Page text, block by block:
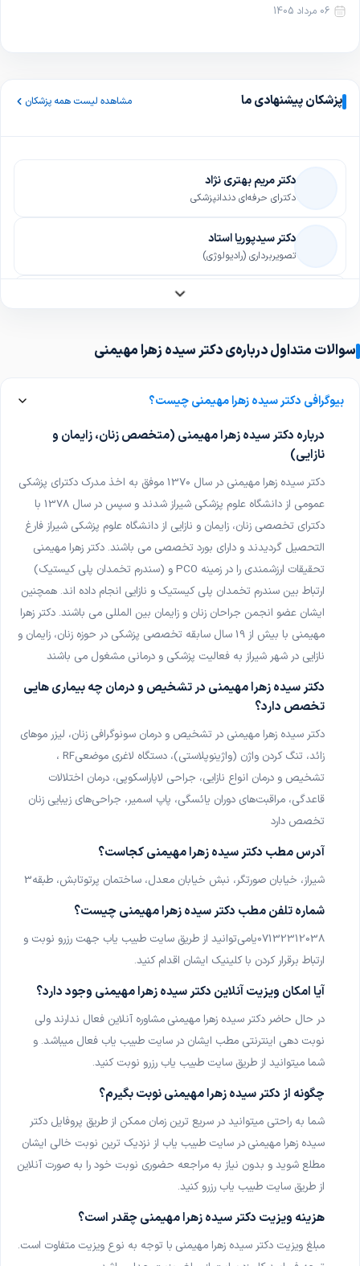
روش‌های ساده و غیرجراحی قابل بهبود است. در این مقاله با تعریف، علل و […]
06 مرداد 1405
پزشکان پیشنهادی ما مشاهده لیست همه پزشکان
دکتر مریم بهتری نژاد
دکترای حرفه‌ای دندانپزشکی
دکتر سیدپوریا استاد
تصویربرداری (رادیولوژی)
دکتر مرضیه حیدرپورفرد
جراحی مغز و اعصاب
دکتر غلامرضا فخار
بیماری‌های داخلی
دکتر حمیدرضا حیران
پزشک عمومی
دکتر زهرا رشیدپور
پزشک عمومی
دکتر مهدی زارع پیشه
دکتر مانو ک ملک وارطانیان
پزشک عمومی
دکتر محمد نکوئیان
دکتر منصور سعادت
بیماری‌های کودکان
سوالات متداول درباره‌ی دکتر سیده زهرا مهیمنی
بیوگرافی دکتر سیده زهرا مهیمنی چیست؟
درباره دکتر سیده زهرا مهیمنی (متخصص زنان، زایمان و
نازایی)
دکتر سیده زهرا مهیمنی در سال 1370 موفق به اخذ مدرک دکترای پزشکی
عمومی از دانشگاه علوم پزشکی شیراز شدند و سپس در سال 1378 با
دکترای تخصصی زنان، زایمان و نازایی از دانشگاه علوم پزشکی شیراز فارغ
التحصیل گردیدند و دارای بورد تخصصی می باشند. دکتر زهرا مهیمنی
تحقیقات ارزشمندی را در زمینه PCO
(سندرم تخمدان پلی کیستیک) و
ارتباط بین سندرم تخمدان پلی کیستیک و نازایی انجام داده اند. همچنین
ایشان عضو انجمن جراحان زنان و زایمان بین المللی می باشند. دکتر زهرا
مهیمنی با بیش از 19 سال سابقه تخصصی پزشکی در حوزه زنان، زایمان و
نازایی در شهر شیراز به فعالیت پزشکی و درمانی مشغول می باشند
دکتر سیده زهرا مهیمنی در تشخیص و درمان چه بیماری هایی
تخصص دارد؟
دکتر سیده زهرا مهیمنی در تشخیص و درمان سونوگرافی زنان، لیزر موهای
زائد، تنگ کردن واژن (واژینوپلاستی)، دستگاه لاغری موضعیRF ،
تشخیص و درمان انواع نازایی، جراحی لاپاراسکوپی، درمان اختلالات
قاعدگی، مراقبت‌های دوران یائسگی، پاپ اسمیر، جراحی‌های زیبایی زنان
تخصص دارد
آدرس مطب دکتر سیده زهرا مهیمنی کجاست؟
شیراز، خیابان صورتگر، نبش خیابان معدل، ساختمان پرتوتابش، طبقه3
شماره تلفن مطب دکتر سیده زهرا مهیمنی چیست؟
07132312038یامی‌توانید از طریق سایت طبیب یاب جهت رزرو نوبت و
ارتباط برقرار کردن با کلینیک ایشان اقدام کنید.
آیا امکان ویزیت آنلاین دکتر سیده زهرا مهیمنی وجود دارد؟
در حال حاضر دکتر سیده زهرا مهیمنیمشاوره آنلاین فعال ندارند ولی
نوبت دهی اینترنتی مطب ایشان در سایت طبیب یاب فعال میباشد. و
شما میتوانید از طریق سایت طبیب یاب رزرو نوبت کنید.
چگونه ازدکتر سیده زهرا مهیمنی نوبت بگیرم؟
شما به راحتی میتوانید در سریع ترین زمان ممکن از طریق پروفایل دکتر
سیده زهرا مهیمنیدر سایت طبیب یاب از نزدیک ترین نوبت خالی ایشان
مطلع شوید و بدون نیاز به مراجعه حضوری نوبت خود را به صورت آنلاین
از طریق سایت طبیب یاب رزرو کنید.
هزینه ویزیت دکتر سیده زهرا مهیمنی چقدر است؟
مبلغ ویزیت دکتر سیده زهرا مهیمنی با توجه به نوع ویزیت متفاوت است.